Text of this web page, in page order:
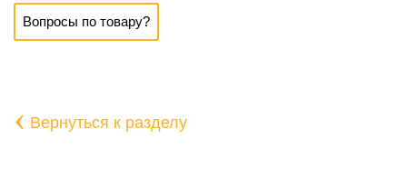
Вопросы по товару?
‹ Вернуться к разделу